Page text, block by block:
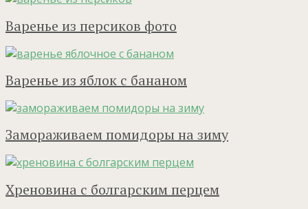
Варенье из персиков фото
Варенье из яблок с бананом
Замораживаем помидоры на зиму
Хреновина с болгарским перцем